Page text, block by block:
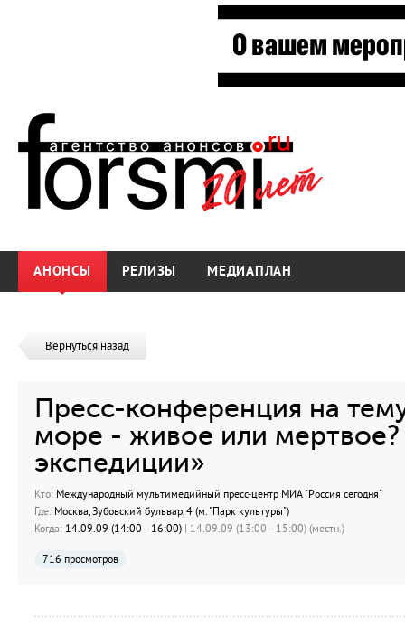
АНОНСЫ РЕЛИЗЫ МЕДИАПЛАН
Вернуться назад
Пресс-конференция на
море - живое или мертвое?
экспедиции»
Кто: Международный мультимедийный пресс-центр МИА "Россия сегодня"
Где: Москва, Зубовский бульвар, 4 (м. "Парк культуры")
Когда: 14.09.09 (14:00—16:00) | 14.09.09 (13:00—15:00) (местн.)
716 просмотров